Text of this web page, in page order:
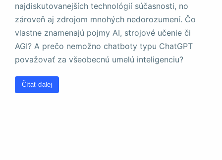
najdiskutovanejších technológií súčasnosti, no
zároveň aj zdrojom mnohých nedorozumení. Čo
vlastne znamenajú pojmy AI, strojové učenie či
AGI? A prečo nemožno chatboty typu ChatGPT
považovať za všeobecnú umelú inteligenciu?
Čítať ďalej
Nevyhnutné
Tieto súbory
cookie nie sú
voliteľné. Sú
potrebné pre
fungovanie
stránky.